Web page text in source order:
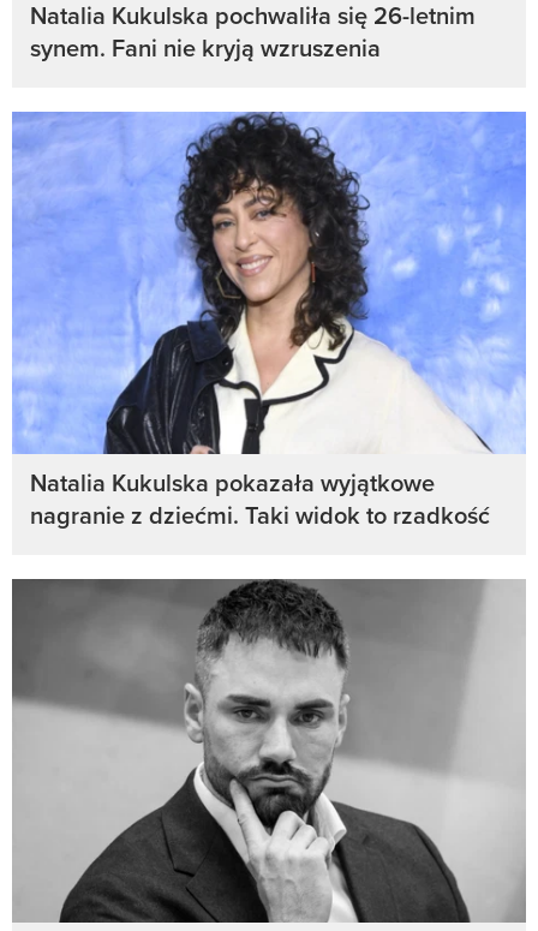
Natalia Kukulska pochwaliła się 26-letnim
synem. Fani nie kryją wzruszenia
Natalia Kukulska pokazała wyjątkowe
nagranie z dziećmi. Taki widok to rzadkość